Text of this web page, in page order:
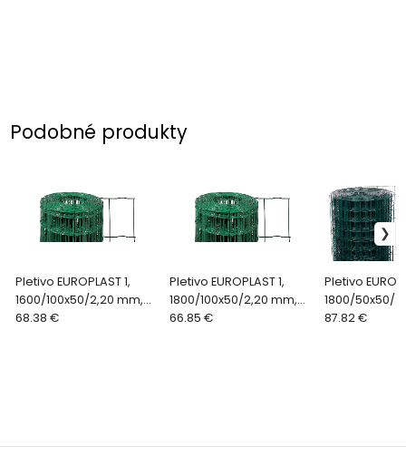
Podobné produkty
Pletivo EUROPLAST 1,
1600/100x50/2,20 mm,
zelené, RAL 6005,
68.38 €
Pletivo EUROPLAST 1,
1800/100x50/2,20 mm,
zelené, RAL 6005,,
66.85 €
Pletivo
1800/50x50/
zelené, RAL
87.82 €